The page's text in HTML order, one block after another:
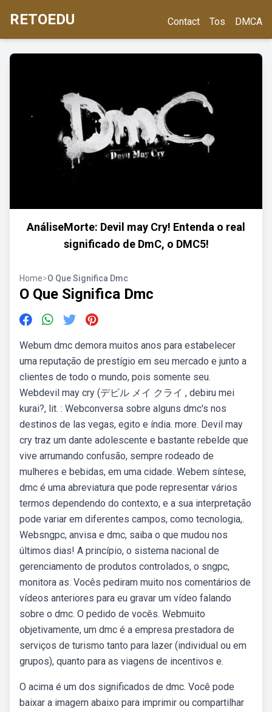
RETOEDU Contact Tos DMCA
AnáliseMorte: Devil may Cry! Entenda o real
significado de DmC, o DMC5!
Home>O Que Significa Dmc
O Que Significa Dmc
Webum dmc demora muitos anos para estabelecer
uma reputação de prestígio em seu mercado e junto a
clientes de todo o mundo, pois somente seu.
Webdevil may cry (デビル メイ クライ , debiru mei
kurai?, lit. : Webconversa sobre alguns dmc's nos
destinos de las vegas, egito e índia. more. Devil may
cry traz um dante adolescente e bastante rebelde que
vive arrumando confusão, sempre rodeado de
mulheres e bebidas, em uma cidade. Webem síntese,
dmc é uma abreviatura que pode representar vários
termos dependendo do contexto, e a sua interpretação
pode variar em diferentes campos, como tecnologia,.
Websngpc, anvisa e dmc, saiba o que mudou nos
últimos dias! A princípio, o sistema nacional de
gerenciamento de produtos controlados, o sngpc,
monitora as. Vocês pediram muito nos comentários de
vídeos anteriores para eu gravar um vídeo falando
sobre o dmc. O pedido de vocês. Webmuito
objetivamente, um dmc é a empresa prestadora de
serviços de turismo tanto para lazer (individual ou em
grupos), quanto para as viagens de incentivos e.
O acima é um dos significados de dmc. Você pode
baixar a imagem abaixo para imprimir ou compartilhar